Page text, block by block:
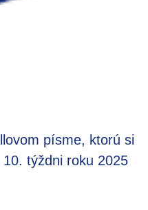
písme, ktorú si
týždni roku 2025